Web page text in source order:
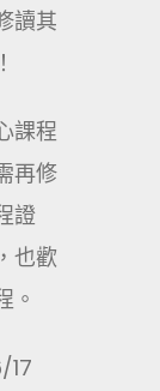
讀其
課程
再修
證
也歡
。
17